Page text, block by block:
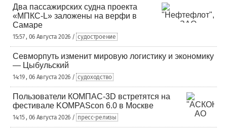
Два пассажирских судна проекта
«МПКС-L» заложены на верфи в
Самаре
15:57 , 06 Августа 2026 / судостроение
Севморпуть изменит мировую логистику и экономику
— Цыбульский
14:19 , 06 Августа 2026 / судоходство
Пользователи КОМПАС-3D встретятся на
фестивале KOMPAScon 6.0 в Москве
14:15 , 06 Августа 2026 / пресс-релизы